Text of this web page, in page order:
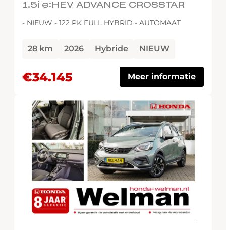
1.5i e:HEV ADVANCE CROSSTAR
- NIEUW - 122 PK FULL HYBRID - AUTOMAAT
28 km 2026 Hybride NIEUW
€34.145 Meer informatie